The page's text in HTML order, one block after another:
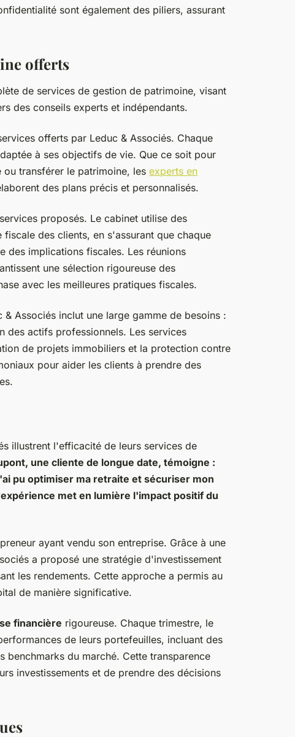
sont également des piliers, assurant
offerts
de services de gestion de patrimoine, visant
des conseils experts et indépendants.
offerts par Leduc & Associés. Chaque
à ses objectifs de vie. Que ce soit pour
transférer le patrimoine, les experts en
des plans précis et personnalisés.
proposés. Le cabinet utilise des
des clients, en s'assurant que chaque
des implications fiscales. Les réunions
une sélection rigoureuse des
avec les meilleures pratiques fiscales.
& Associés inclut une large gamme de besoins :
des actifs professionnels. Les services
de projets immobiliers et la protection contre
pour aider les clients à prendre des
illustrent l'efficacité de leurs services de
une cliente de longue date, témoigne :
pu optimiser ma retraite et sécuriser mon
met en lumière l'impact positif du
ayant vendu son entreprise. Grâce à une
a proposé une stratégie d'investissement
les rendements. Cette approche a permis au
de manière significative.
financière rigoureuse. Chaque trimestre, le
de leurs portefeuilles, incluant des
benchmarks du marché. Cette transparence
investissements et de prendre des décisions